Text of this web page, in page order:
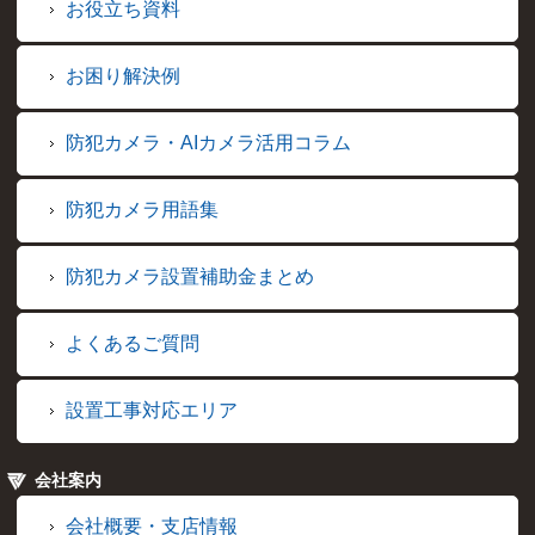
お役立ち資料
お困り解決例
防犯カメラ・AIカメラ活用コラム
防犯カメラ用語集
防犯カメラ設置補助金まとめ
よくあるご質問
設置工事対応エリア
会社案内
会社概要・支店情報